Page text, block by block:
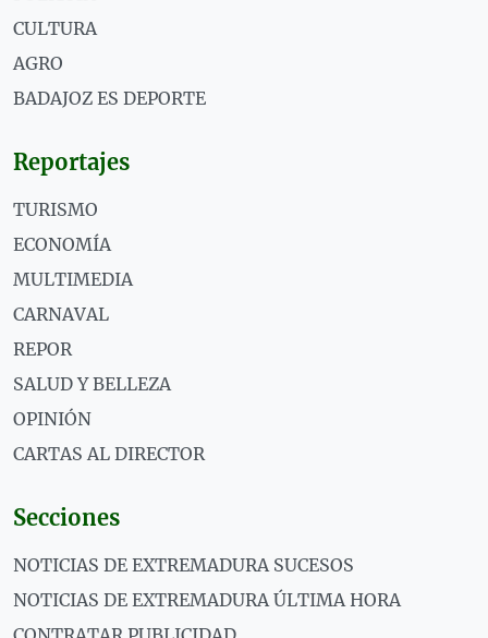
CULTURA
AGRO
BADAJOZ ES DEPORTE
Reportajes
TURISMO
ECONOMÍA
MULTIMEDIA
CARNAVAL
REPOR
SALUD Y BELLEZA
OPINIÓN
CARTAS AL DIRECTOR
Secciones
NOTICIAS DE EXTREMADURA SUCESOS
NOTICIAS DE EXTREMADURA ÚLTIMA HORA